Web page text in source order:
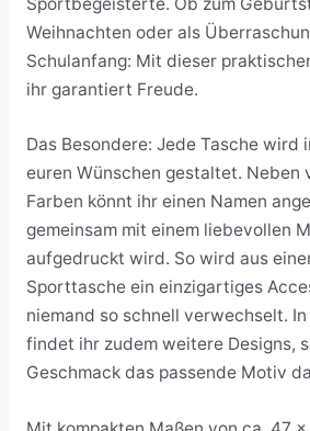
Weihnachten oder als
Schulanfang: Mit dieser
ihr garantiert Freude.
Das Besondere: Jede Tasche wird
euren Wünschen gestaltet. Neben
Farben könnt ihr einen Namen
gemeinsam mit einem liebevollen
aufgedruckt wird. So wird aus
Sporttasche ein einzigartiges
niemand so schnell verwechselt.
findet ihr zudem weitere Designs,
Geschmack das passende Motiv